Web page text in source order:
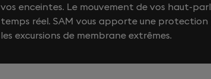
vos enceintes. Le mouvement de vos haut-
temps réel. SAM vous apporte une
les excursions de membrane extrêmes.